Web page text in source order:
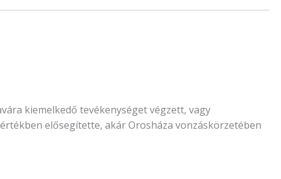
kiemelkedő tevékenységet végzett, vagy
elősegítette, akár Orosháza vonzáskörzetében